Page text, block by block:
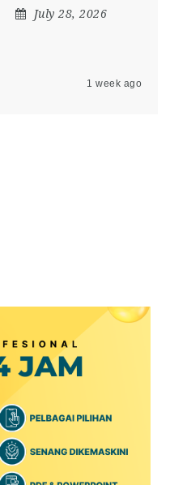
July 28, 2026
1 week ago